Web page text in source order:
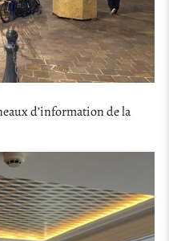
d’information de la